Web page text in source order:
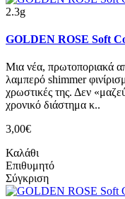
2.3g
GOLDEN ROSE Soft
Μια νέα, πρωτοποριακά
λαμπερό shimmer
χρωστικές της. Δεν
χρονικό διάστημα κ..
3,00€
Καλάθι
Επιθυμητό
Σύγκριση